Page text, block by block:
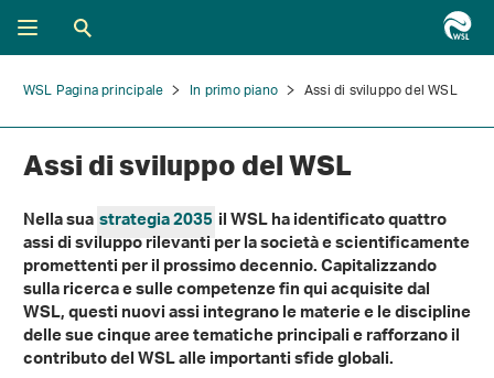
WSL Pagina principale In primo piano Assi di sviluppo del WSL
Assi di sviluppo del WSL
Nella suastrategia 2035 il WSL ha identificato quattro
assi di sviluppo rilevanti per la società e scientificamente
promettenti per il prossimo decennio. Capitalizzando
sulla ricerca e sulle competenze fin qui acquisite dal
WSL, questi nuovi assi integrano le materie e le discipline
delle sue cinque aree tematiche principali e rafforzano il
contributo del WSL alle importanti sfide globali.